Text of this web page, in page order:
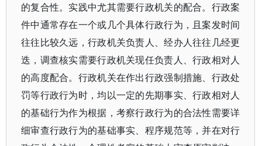
的复合性。实践中尤其需要行政机关的配合。行政案
件中通常存在一个或几个具体行政行为，且案发时间
往往比较久远，行政机关负责人、经办人往往几经更
迭，调查核实需要行政机关现任负责人、行政相对人
的高度配合。行政机关在作出行政强制措施、行政处
罚等行政行为时，均以一定的先期事实、行政相对人
的基础行为作为根据，考察行政行为的合法性需要详
细审查行政行为的基础事实、程序规范等，并在对行